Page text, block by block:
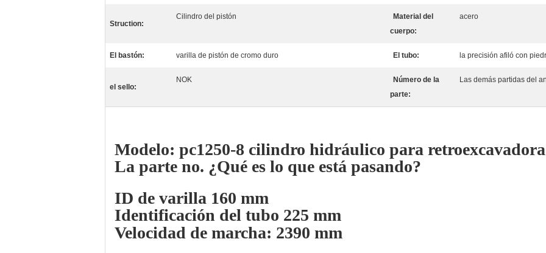
Struction:
Cilindro del pistón
Material del
cuerpo:
acero
El bastón: varilla de pistón de cromo duro El tubo: la precisión afiló con
el sello:
NOK
Número de la
parte:
Las demás partidas del
Modelo: pc1250-8 cilindro hidráulico para retroexcavadora
La parte no. ¿Qué es lo que está pasando?
ID de varilla 160 mm
Identificación del tubo 225 mm
Velocidad de marcha: 2390 mm